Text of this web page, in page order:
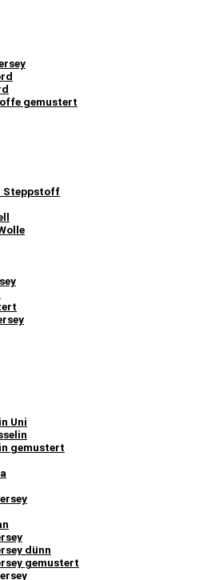
gemustert
Steppstoff
Uni
gemustert
dünn
gemustert